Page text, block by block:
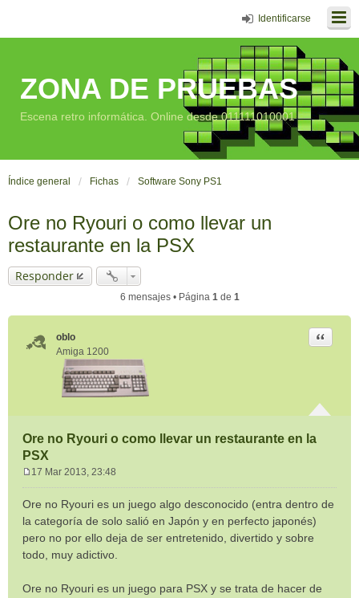
Identificarse
ZONA DE PRUEBAS
Escena retro informática. Online desde 011111010001
Índice general Fichas Software Sony PS1
Ore no Ryouri o como llevar un
restaurante en la PSX
Responder
6 mensajes • Página 1de 1
oblo
Amiga 1200
Ore no Ryouri o como llevar un restaurante en la
PSX
Citar
n
s
a
j
17 Mar 2013, 23:48
Ore no Ryouri es un juego algo desconocido (entra dentro de
la categoría de solo salió en Japón y en perfecto japonés)
pero no por ello deja de ser entretenido, divertido y sobre
todo, muy adictivo.
Ore no Ryouri es un juego para PSX y se trata de hacer de